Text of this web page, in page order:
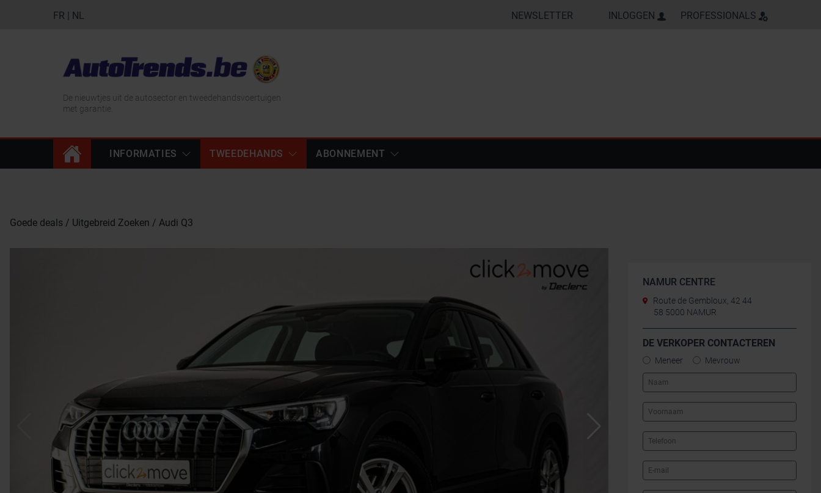
FR | NL NEWSLETTER INLOGGEN PROFESSIONALS
De nieuwtjes uit de autosector en tweedehandsvoertuigen
met garantie.
INFORMATIES TWEEDEHANDS ABONNEMENT
Goede deals Uitgebreid Zoeken Audi Q3
NAMUR CENTRE
Route de Gembloux, 42 44
58 5000 NAMUR
DE VERKOPER CONTACTEREN
Meneer Mevrouw